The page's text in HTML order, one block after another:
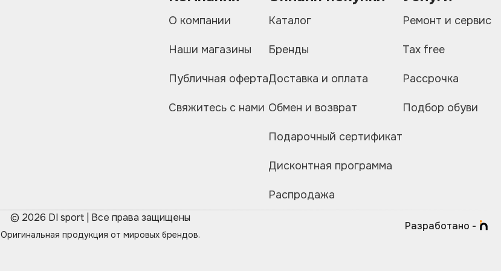
О компании
Наши магазины
Публичная оферта
Свяжитесь с нами
Каталог
Бренды
Доставка и оплата
Обмен и возврат
Подарочный сертификат
Дисконтная программа
Распродажа
Ремонт и сервис
Tax free
Рассрочка
Подбор обуви
© 2026 DI sport | Все права защищены
Оригинальная продукция от мировых брендов.
Разработано -